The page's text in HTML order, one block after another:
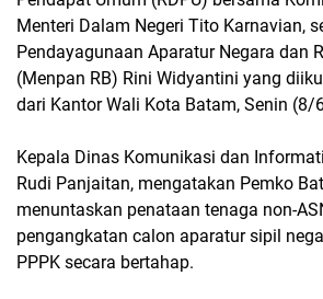
Menteri Dalam Negeri Tito Karnavian,
Pendayagunaan Aparatur Negara dan
(Menpan RB) Rini Widyantini yang
dari Kantor Wali Kota Batam, Senin (8/
Kepala Dinas Komunikasi dan
Rudi Panjaitan, mengatakan Pemko
menuntaskan penataan tenaga non-
pengangkatan calon aparatur sipil
PPPK secara bertahap.